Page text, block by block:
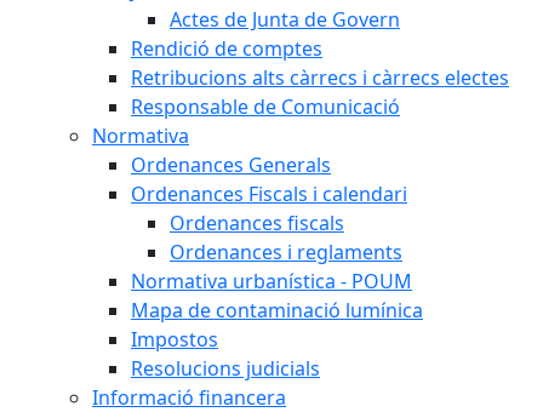
Actes de Junta de Govern
Rendició de comptes
Retribucions alts càrrecs i càrrecs electes
Responsable de Comunicació
Normativa
Ordenances Generals
Ordenances Fiscals i calendari
Ordenances fiscals
Ordenances i reglaments
Normativa urbanística - POUM
Mapa de contaminació lumínica
Impostos
Resolucions judicials
Informació financera